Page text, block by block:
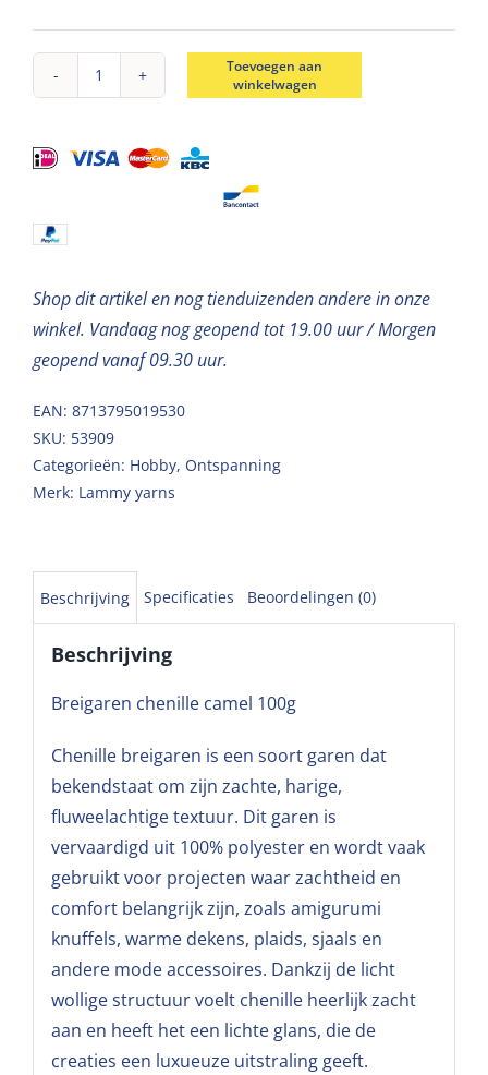
Breigaren
camel
Toevoegen aan
winkelwagen
Shop dit artikel en nog tienduizenden andere in onze
winkel. Vandaag nog geopend tot 19.00 uur / Morgen
geopend vanaf 09.30 uur.
EAN: 8713795019530
SKU: 53909
Categorieën: Hobby, Ontspanning
Merk: Lammy yarns
Beschrijving Specificaties Beoordelingen (0)
Beschrijving
Breigaren chenille camel 100g
Chenille breigaren is een soort garen dat
bekendstaat om zijn zachte, harige,
fluweelachtige textuur. Dit garen is
vervaardigd uit 100% polyester en wordt vaak
gebruikt voor projecten waar zachtheid en
comfort belangrijk zijn, zoals amigurumi
knuffels, warme dekens, plaids, sjaals en
andere mode accessoires. Dankzij de licht
wollige structuur voelt chenille heerlijk zacht
aan en heeft het een lichte glans, die de
creaties een luxueuze uitstraling geeft.